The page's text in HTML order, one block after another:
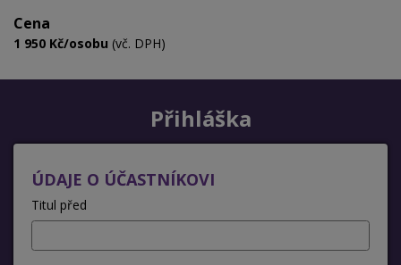
Cena
1 950 Kč/osobu (vč. DPH)
Přihláška
ÚDAJE O ÚČASTNÍKOVI
Titul před